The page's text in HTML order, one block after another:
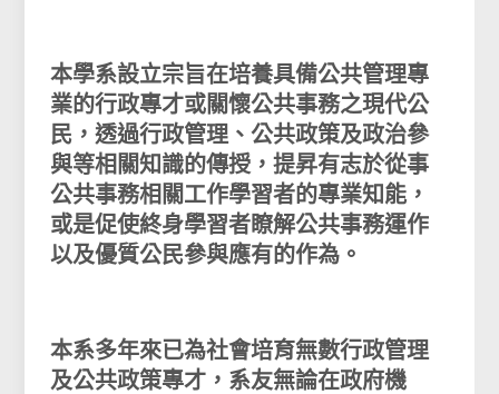
本學系設立宗旨在培養具備公共管理專
業的行政專才或關懷公共事務之現代公
民，透過行政管理、公共政策及政治參
與等相關知識的傳授，提昇有志於從事
公共事務相關工作學習者的專業知能，
或是促使終身學習者瞭解公共事務運作
以及優質公民參與應有的作為。
本系多年來已為社會培育無數行政管理
及公共政策專才，系友無論在政府機